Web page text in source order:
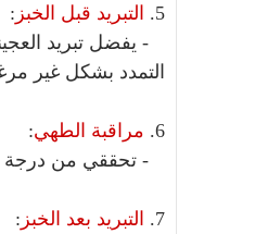
5. التبريد قبل الخبز :
- يفضل تبريد
التمدد بشكل غير
6. مراقبة الطهي:
- تحققي من درجة
7. التبريد بعد الخبز :